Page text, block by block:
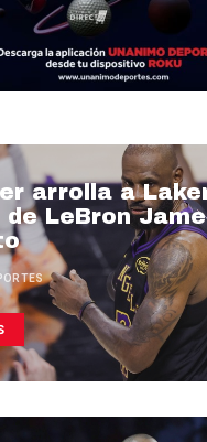
arrolla a
LeBron